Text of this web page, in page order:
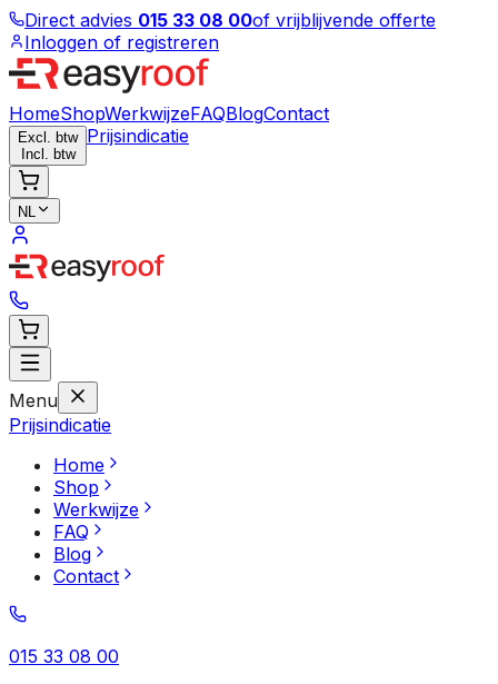
Direct advies 015 33 08 00of vrijblijvende offerte
Inloggen of registreren
HomeShopWerkwijzeFAQBlogContact
Excl. btw
Incl. btw
Prijsindicatie
NL
Menu
Prijsindicatie
Home
Shop
Werkwijze
FAQ
Blog
Contact
015 33 08 00